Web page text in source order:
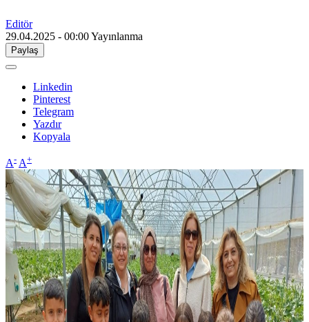
Editör
29.04.2025 - 00:00Yayınlanma
Paylaş
Linkedin
Pinterest
Telegram
Yazdır
Kopyala
A- A+